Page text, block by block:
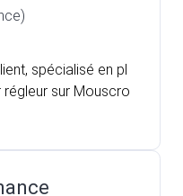
spécialisé en pl
régleur sur Mouscro